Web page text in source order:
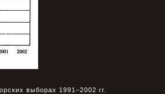
выборах 1991–2002 гг.